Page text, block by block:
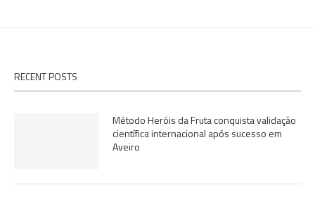
RECENT POSTS
Método Heróis da Fruta conquista validação
científica internacional após sucesso em
Aveiro